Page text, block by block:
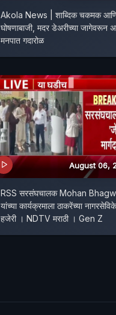
Akola News | शाब्दिक चकमक
घोषणाबाजी, मदर डेअरीच्या जागेवरून
मनपात गदारोळ
August 06,
RSS सरसंघचालक Mohan
यांच्या कार्यक्रमाला ठाकरेंच्या
हजेरी । NDTV मराठी । Gen Z